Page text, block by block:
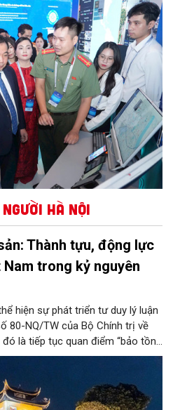
sẽ là bệ phóng hiện thực hóa
thành nơi hội tụ tri thức và công
môi trường văn minh, an toàn
Hà Nội
Thành tựu, động lực
trong kỷ nguyên
hiện sự phát triển tư duy lý luận
80-NQ/TW của Bộ Chính trị về
là tiếp tục quan điểm “bảo tồn
gắn kết với phát triển kinh tế -
lên một tầm cao mới: “phát